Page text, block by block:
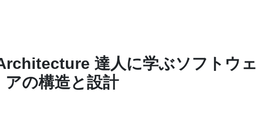
達人に学ぶソフトウェ
アの構造と設計